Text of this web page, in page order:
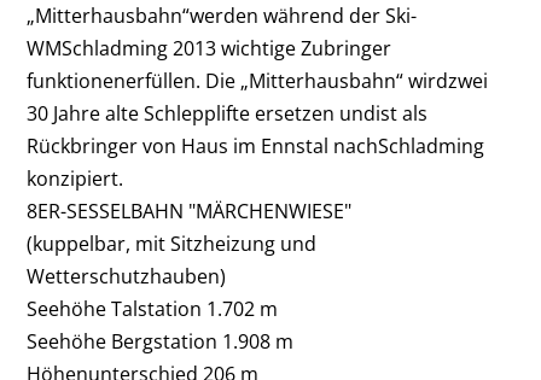
„Mitterhausbahn“werden während der Ski-
WMSchladming 2013 wichtige Zubringer
funktionenerfüllen. Die „Mitterhausbahn“ wirdzwei
30 Jahre alte Schlepplifte ersetzen undist als
Rückbringer von Haus im Ennstal nachSchladming
konzipiert.
8ER-SESSELBAHN "MÄRCHENWIESE"
(kuppelbar, mit Sitzheizung und
Wetterschutzhauben)
Seehöhe Talstation 1.702 m
Seehöhe Bergstation 1.908 m
Höhenunterschied 206 m